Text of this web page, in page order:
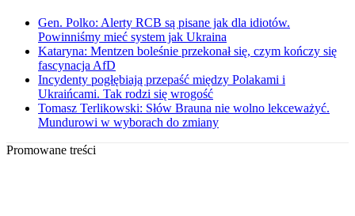
Gen. Polko: Alerty RCB są pisane jak dla idiotów.
Powinniśmy mieć system jak Ukraina
Kataryna: Mentzen boleśnie przekonał się, czym kończy się
fascynacja AfD
Incydenty pogłębiają przepaść między Polakami i
Ukraińcami. Tak rodzi się wrogość
Tomasz Terlikowski: Słów Brauna nie wolno lekceważyć.
Mundurowi w wyborach do zmiany
Promowane treści